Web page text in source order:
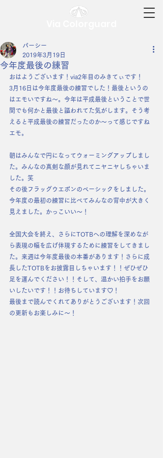
今年度最後の練習
パーシー
2019年3月19日
おはようございます！via2年目のみきてぃです！
3月16日は今年度最後の練習でした！最後というの
はエモいですね〜。今年は平成最後ということで世
間でも何かと最後と謳われてた気がします。そう考
えると平成最後の練習だったのか〜って感じですね
エモ。
朝はみんなで円になってウォーミングアップしまし
た。みんなの真剣な顔が見れてニヤニヤしちゃいま
した。笑
その後フラッグウエポンのベーシックをしました。
今年度の最初の練習に比べてみんなの背中が大きく
見えました。かっこいい〜！
全国大会を終え、さらにTOTBへの理解を深めなが
ら表現の幅を広げ体現するために練習をしてきまし
た。来週は今年度最後の本番があります！さらに成
長したTOTBをお披露目しちゃいます！！ぜひぜひ
足を運んでください！！そして、温かい拍手をお願
いしたいです！！お待ちしています♡！
最後まで読んでくれてありがとうございます！次回
の更新もお楽しみに〜！